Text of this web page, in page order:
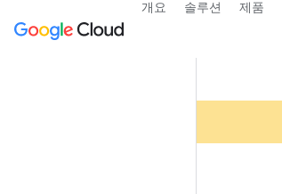
개요 솔루션 제품